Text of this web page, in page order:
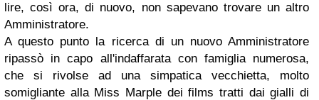
lire, così ora, di nuovo, non sapevano trovare un altro
Amministratore.
A questo punto la ricerca di un nuovo Amministratore
ripassò in capo all'indaffarata con famiglia numerosa,
che si rivolse ad una simpatica vecchietta, molto
somigliante alla Miss Marple dei films tratti dai gialli di